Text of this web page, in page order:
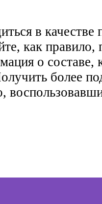
в
как правило,
о составе,
более